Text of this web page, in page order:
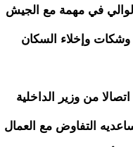
الوالي في مهمة مع الجيش
وإخلاء السكان
من وزير الداخلية
التفاوض مع العمال